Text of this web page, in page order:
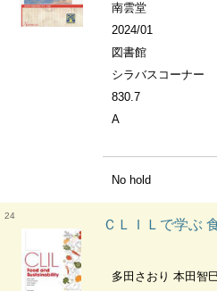
南雲堂
2024/01
図書館
シラバスコーナー
830.7
A
No hold
24
ＣＬＩＬで学ぶ
多田さおり 本田智